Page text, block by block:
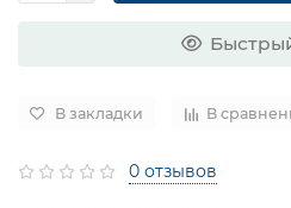
В закладки В
0 отзывов